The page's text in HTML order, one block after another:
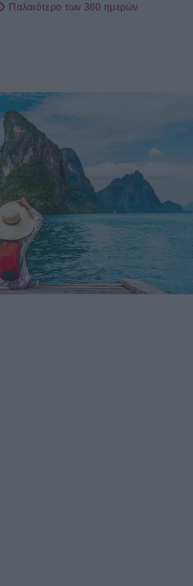
Παλαιότερο των 360 ημερών